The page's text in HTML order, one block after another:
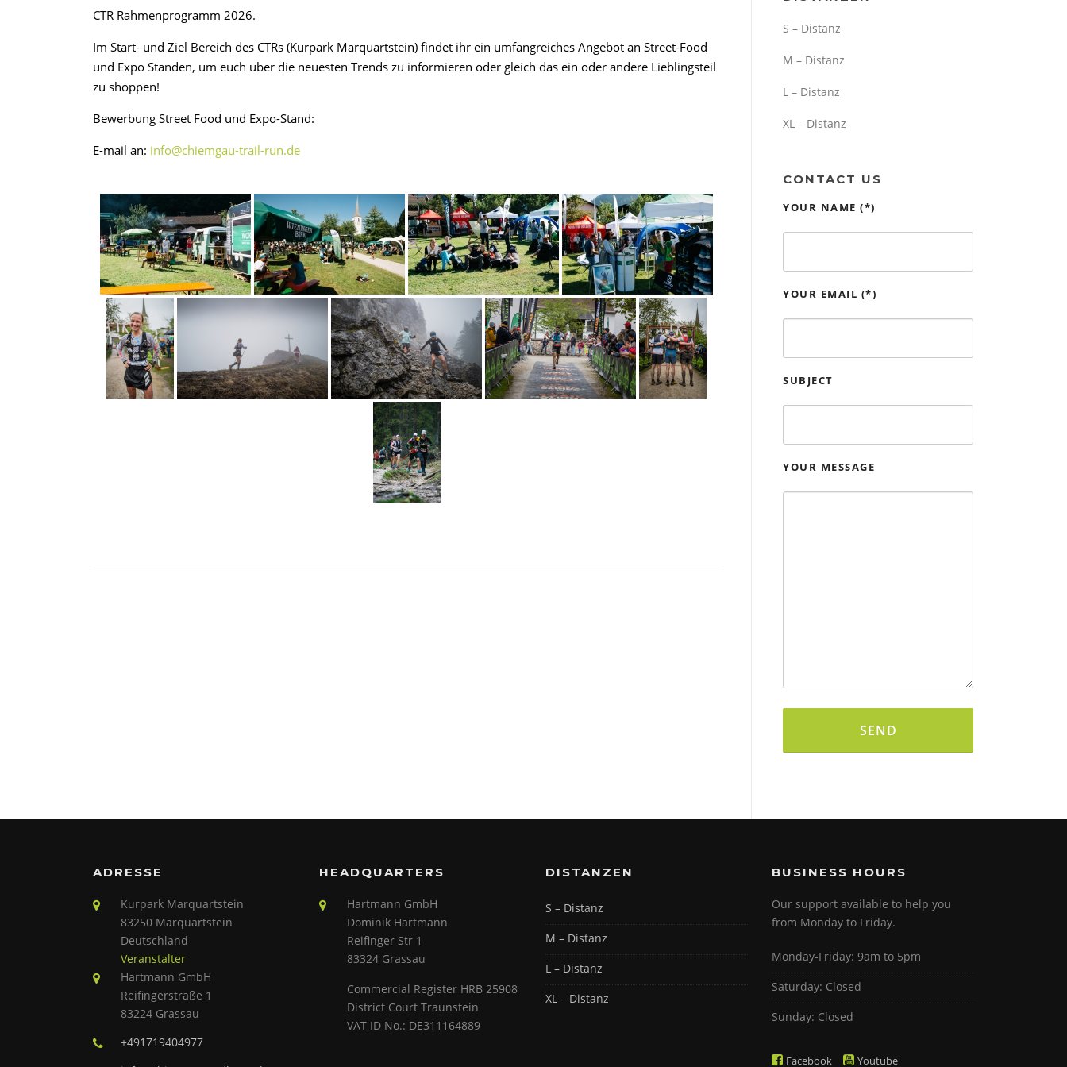
CTR Rahmenprogramm 2026.
Im Start- und Ziel Bereich des CTRs (Kurpark Marquartstein) findet ihr ein umfangreiches Angebot an Street-Food
und Expo Ständen, um euch über die neuesten Trends zu informieren oder gleich das ein oder andere Lieblingsteil
zu shoppen!
Bewerbung Street Food und Expo-Stand:
E-mail an: info@chiemgau-trail-run.de
S – Distanz
M – Distanz
L – Distanz
XL – Distanz
CONTACT US
YOUR NAME (*)
YOUR EMAIL (*)
SUBJECT
YOUR MESSAGE
ADRESSE
Kurpark Marquartstein
83250 Marquartstein
Deutschland
Veranstalter
Hartmann GmbH
Reifingerstraße 1
83224 Grassau
+491719404977
HEADQUARTERS
Hartmann GmbH
Dominik Hartmann
Reifinger Str 1
83324 Grassau
Commercial Register HRB 25908
District Court Traunstein
VAT ID No.: DE311164889
DISTANZEN
S – Distanz
M – Distanz
L – Distanz
XL – Distanz
BUSINESS HOURS
Our support available to help you
from Monday to Friday.
Monday-Friday: 9am to 5pm
Saturday: Closed
Sunday: Closed
Facebook Youtube